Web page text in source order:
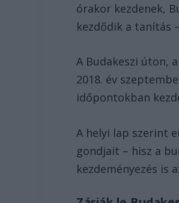
órakor kezdenek,
kezdődik a tanítás
A Budakeszi úton,
2018. év
időpontokban
A helyi lap szerint
gondjait – hisz a
kezdeményezés is